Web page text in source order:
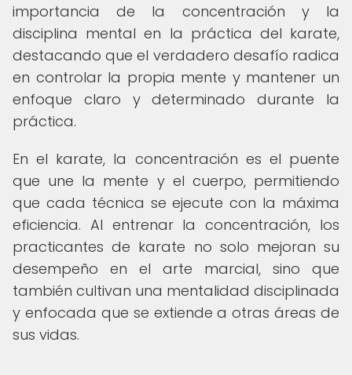
importancia de la concentración y la
disciplina mental en la práctica del karate,
destacando que el verdadero desafío radica
en controlar la propia mente y mantener un
enfoque claro y determinado durante la
práctica.
En el karate, la concentración es el puente
que une la mente y el cuerpo, permitiendo
que cada técnica se ejecute con la máxima
eficiencia. Al entrenar la concentración, los
practicantes de karate no solo mejoran su
desempeño en el arte marcial, sino que
también cultivan una mentalidad disciplinada
y enfocada que se extiende a otras áreas de
sus vidas.